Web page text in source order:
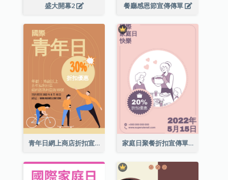
盛大開幕2 餐廳感恩節宣傳傳單
青年日網上商店折扣宣傳單張 家庭日聚餐折扣宣傳單張